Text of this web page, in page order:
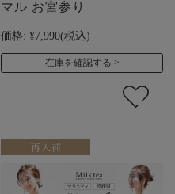
マル お宮参り
価格: ¥7,990(税込)
在庫を確認する